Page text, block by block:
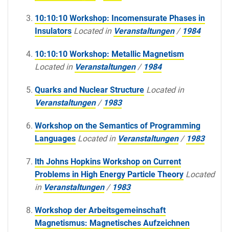
10:10:10 Workshop: Incomensurate Phases in
Insulators Located in Veranstaltungen / 1984
10:10:10 Workshop: Metallic Magnetism
Located in Veranstaltungen / 1984
Quarks and Nuclear Structure Located in
Veranstaltungen / 1983
Workshop on the Semantics of Programming
Languages Located in Veranstaltungen / 1983
lth Johns Hopkins Workshop on Current
Problems in High Energy Particle Theory Located
in Veranstaltungen / 1983
Workshop der Arbeitsgemeinschaft
Magnetismus: Magnetisches Aufzeichnen